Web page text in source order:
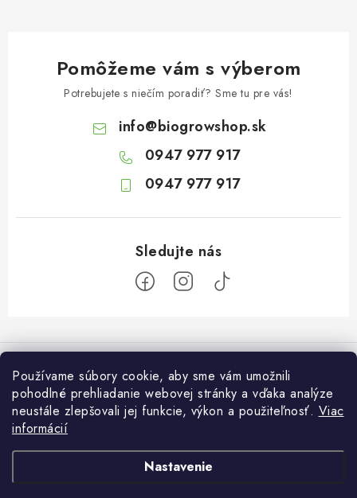
Používame súbory cookie, aby sme vám umožnili
pohodlné prehliadanie webovej stránky a vďaka analýze
neustále zlepšovali jej funkcie, výkon a použiteľnosť. Viac
informácií
Nastavenie
Pomôžeme vám s výberom
Potrebujete s niečím poradiť? Sme tu pre vás!
info@biogrowshop.sk
0947 977 917
0947 977 917
á
O nás
Platba a dodanie
Podmienky ochrany osobných údajov
Obchodné podmienky
Otvaracie hodiny veľkosklad
Pondelok: 7:30 – 16:00
Utorok: 7:30 – 16:00
Štvrtok: 7:30 – 16:00